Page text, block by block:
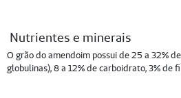
Nutrientes e minerais
O grão do amendoim possui de 25 a 32%
globulinas), 8 a 12% de carboidrato, 3% de